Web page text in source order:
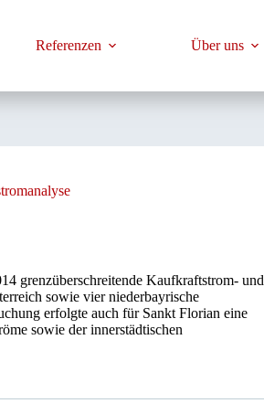
Referenzen Über uns
grenzüberschreitende Kaufkraftstrom- und
sowie vier niederbayrische
erfolgte auch für Sankt Florian eine
sowie der innerstädtischen